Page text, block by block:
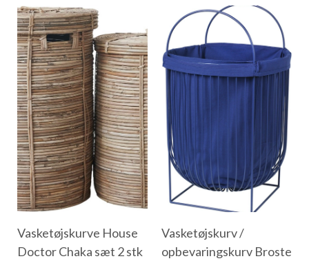
Vasketøjskurve House
Doctor Chaka sæt 2 stk
Vasketøjskurv /
opbevaringskurv Broste